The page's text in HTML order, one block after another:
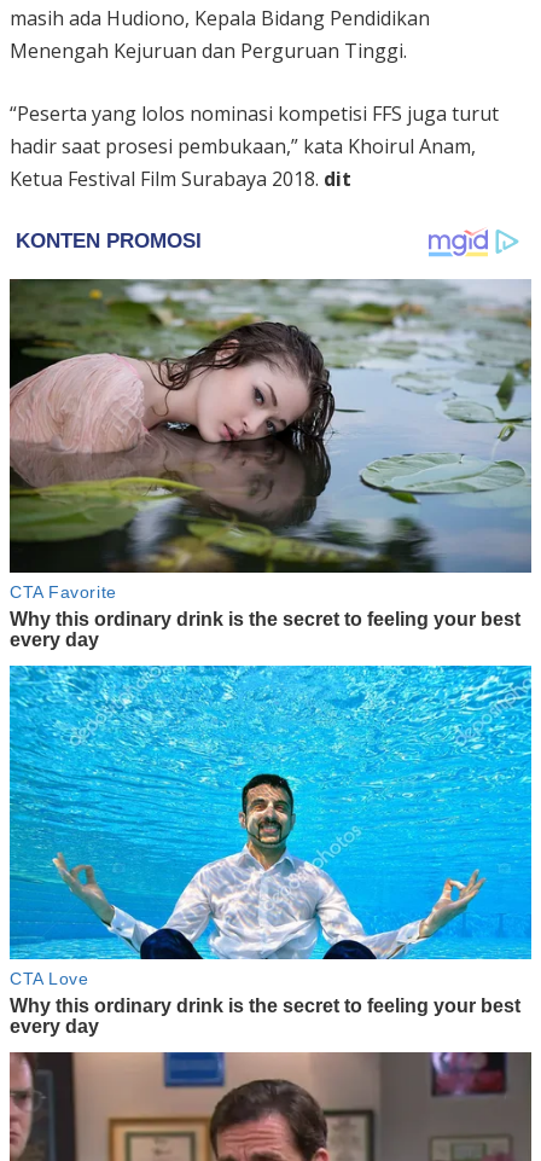
masih ada Hudiono, Kepala Bidang Pendidikan
Menengah Kejuruan dan Perguruan Tinggi.
“Peserta yang lolos nominasi kompetisi FFS juga turut
hadir saat prosesi pembukaan,” kata Khoirul Anam,
Ketua Festival Film Surabaya 2018. dit